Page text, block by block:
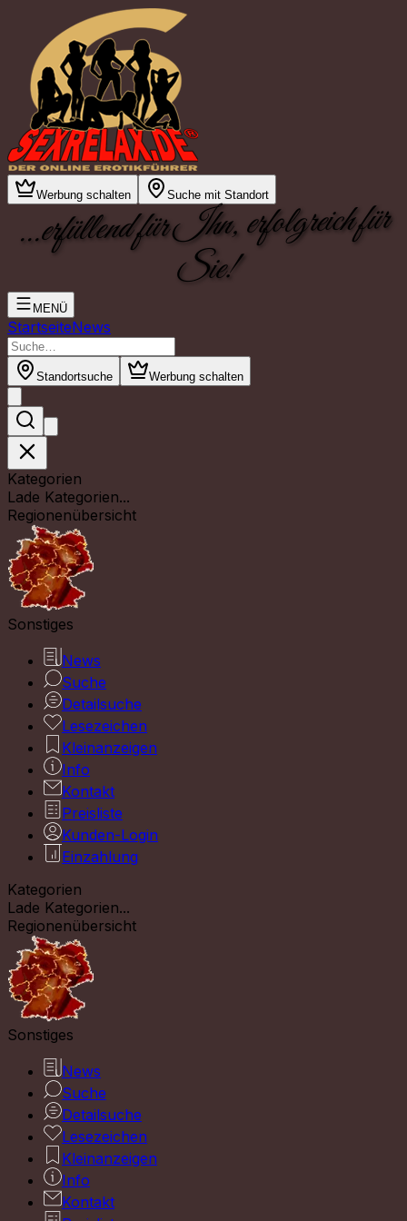
Werbung schalten Suche mit Standort
...erfüllend für Ihn, erfolgreich für
Sie!
MENÜ
StartseiteNews
Standortsuche Werbung schalten
Kategorien
Lade Kategorien...
Regionenübersicht
Sonstiges
News
Suche
Detailsuche
Lesezeichen
Kleinanzeigen
Info
Kontakt
Preisliste
Kunden-Login
Einzahlung
Kategorien
Lade Kategorien...
Regionenübersicht
Sonstiges
News
Suche
Detailsuche
Lesezeichen
Kleinanzeigen
Info
Kontakt